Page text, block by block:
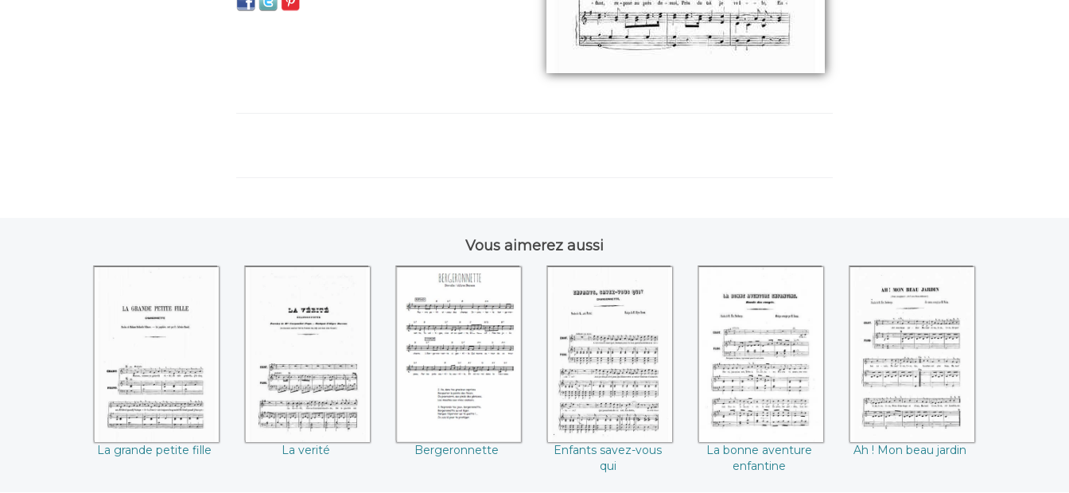
Vous aimerez aussi
La grande petite
La grande petite fille
La verité
La verité
Bergeronnette
Bergeronnette
qui
Enfants savez-vous
qui
La bonne aventure
enfantine
La bonne aventure
enfantine
Ah ! Mon beau
jardin
Ah ! Mon beau jardin